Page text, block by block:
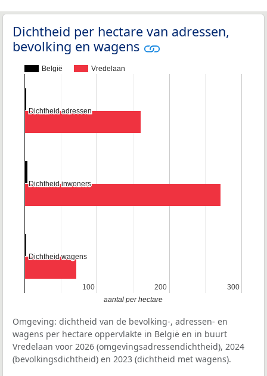
Dichtheid per hectare van adressen,
bevolking en wagens
België Vredelaan
100
100 200
200 300
300
Dichtheid adressen
Dichtheid adressen
Dichtheid inwoners
Dichtheid inwoners
Dichtheid wagens
Dichtheid wagens
aantal per hectare
Omgeving: dichtheid van de bevolking-, adressen- en
wagens per hectare oppervlakte in België en in buurt
Vredelaan voor 2026 (omgevingsadressendichtheid), 2024
(bevolkingsdichtheid) en 2023 (dichtheid met wagens).